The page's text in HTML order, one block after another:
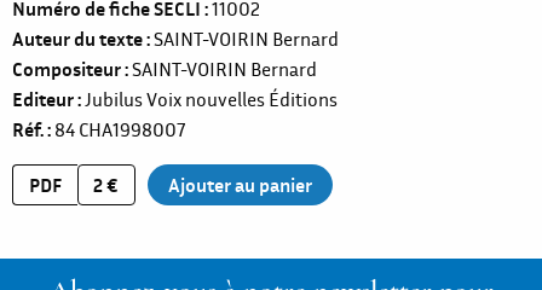
Numéro de fiche SECLI 11002
Auteur du texte SAINT-VOIRIN Bernard
Compositeur SAINT-VOIRIN Bernard
Editeur Jubilus Voix nouvelles Éditions
Réf. 84 CHA1998007
PDF 2 €